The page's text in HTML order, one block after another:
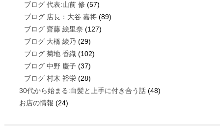
ブログ 代表:山前 修 (57)
ブログ 店長：大谷 嘉将(89)
ブログ 齋藤 絵里奈 (127)
ブログ 大橋 綾乃 (29)
ブログ 菊地 香織(102)
ブログ 中野 慶子(37)
ブログ 村木 裕栄(28)
30代から始まる:白髪と上手に付き合う話(48)
お店の情報 (24)